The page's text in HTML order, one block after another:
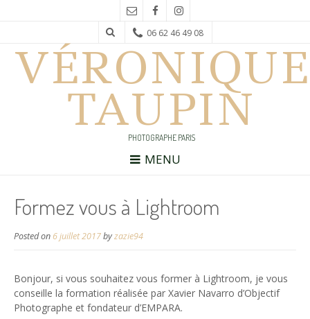
06 62 46 49 08
VÉRONIQUE
TAUPIN
PHOTOGRAPHE PARIS
MENU
Formez vous à Lightroom
Posted on 6 juillet 2017byzazie94
Bonjour, si vous souhaitez vous former à Lightroom, je vous
conseille la formation réalisée par Xavier Navarro d’Objectif
Photographe et fondateur d’EMPARA.